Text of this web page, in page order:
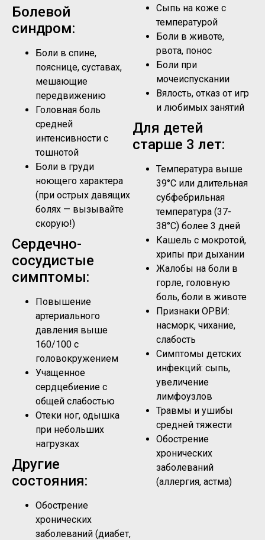
Болевой
синдром:
Боли в спине,
пояснице, суставах,
мешающие
передвижению
Головная боль
средней
интенсивности с
тошнотой
Боли в груди
ноющего характера
(при острых давящих
болях — вызывайте
скорую!)
Сердечно-
сосудистые
симптомы:
Повышение
артериального
давления выше
160/100 с
головокружением
Учащенное
сердцебиение с
общей слабостью
Отеки ног, одышка
при небольших
нагрузках
Другие
состояния:
Обострение
хронических
заболеваний (диабет,
Сыпь на коже с
температурой
Боли в животе,
рвота, понос
Боли при
мочеиспускании
Вялость, отказ от игр
и любимых занятий
Для детей
старше 3 лет:
Температура выше
39°C или длительная
субфебрильная
температура (37-
38°C) более 3 дней
Кашель с мокротой,
хрипы при дыхании
Жалобы на боли в
горле, головную
боль, боли в животе
Признаки ОРВИ:
насморк, чихание,
слабость
Симптомы детских
инфекций: сыпь,
увеличение
лимфоузлов
Травмы и ушибы
средней тяжести
Обострение
хронических
заболеваний
(аллергия, астма)